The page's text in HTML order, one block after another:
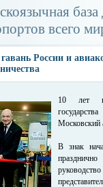
всего
России и
10 лет
Московский
В знак